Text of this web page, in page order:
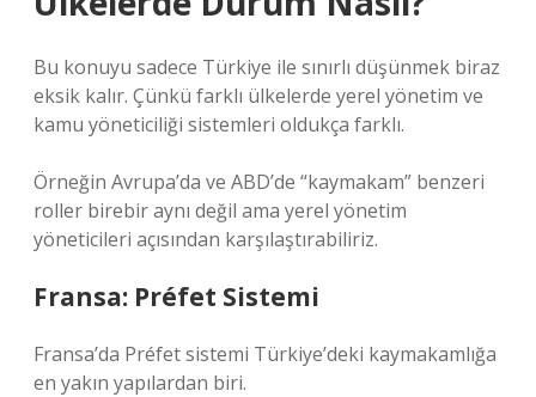
Bu konuyu sadece Türkiye ile sınırlı düşünmek biraz
eksik kalır. Çünkü farklı ülkelerde yerel yönetim ve
kamu yöneticiliği sistemleri oldukça farklı.
Örneğin Avrupa’da ve ABD’de “kaymakam” benzeri
roller birebir aynı değil ama yerel yönetim
yöneticileri açısından karşılaştırabiliriz.
Fransa: Préfet Sistemi
Fransa’da Préfet sistemi Türkiye’deki kaymakamlığa
en yakın yapılardan biri.